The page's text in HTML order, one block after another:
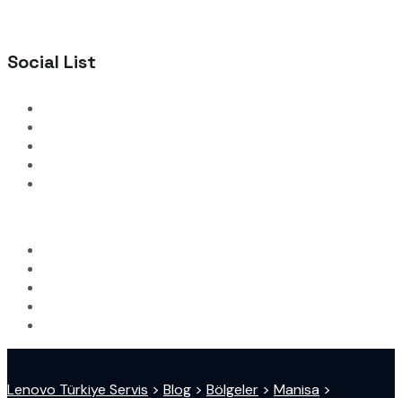
Social List
Lenovo Türkiye Servis > Blog > Bölgeler > Manisa >